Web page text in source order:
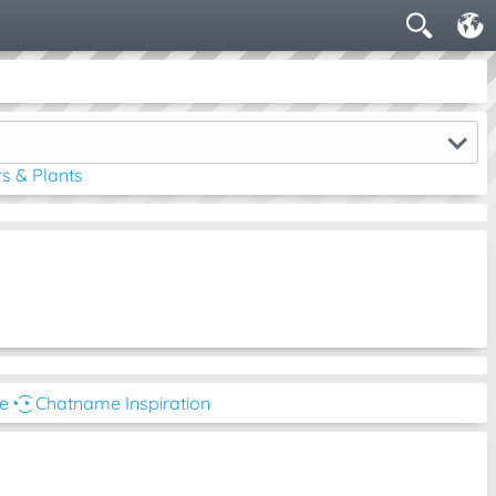
& Plants
◔͜͡◔ Chatname Inspiration